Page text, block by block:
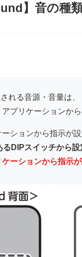
】音の種
れる音源・音量は、
プリケーションか
ションから指示が
DIPスイッチから設
ーションから指示